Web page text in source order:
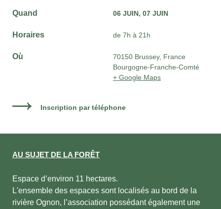
Quand 06 JUIN 07 JUIN
Horaires de 7h à 21h
Où
70150 Brussey, France
Bourgogne-Franche-Comté
+ Google Maps
Inscription par téléphone
AU SUJET DE LA FORÊT
Espace d’environ 11 hectares.
L'ensemble des espaces sont localisés au bord de la
rivière Ognon, l’association possédant également une